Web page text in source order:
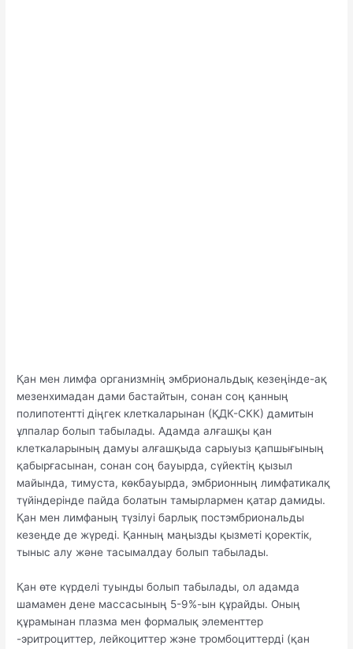
Қан мен лимфа организмнің эмбриональдық кезеңінде-ақ
мезенхимадан дами бастайтын, сонан соң қанның
полипотентті діңгек клеткаларынан (ҚДК-СКК) дамитын
ұлпалар болып табылады. Адамда алғашқы қан
клеткаларының дамуы алғашқыда сарыуыз қапшығының
қабырғасынан, сонан соң бауырда, сүйектің қызыл
майында, тимуста, көкбауырда, эмбрионның лимфатикалқ
түйіндерінде пайда болатын тамырлармен қатар дамиды.
Қан мен лимфаның түзілуі барлық постэмбриональды
кезеңде де жүреді. Қанның маңызды қызметі қоректік,
тыныс алу және тасымалдау болып табылады.
Қан өте күрделі туынды болып табылады, ол адамда
шамамен дене массасының 5-9%-ын құрайды. Оның
құрамынан плазма мен формалық элементтер
-эритроциттер, лейкоциттер жэне тромбоциттерді (қан